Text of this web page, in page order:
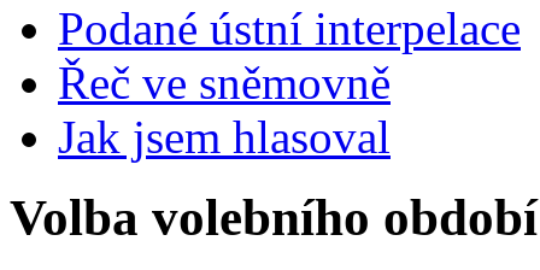
Podané ústní interpelace
Řeč ve sněmovně
Jak jsem hlasoval
Volba volebního období